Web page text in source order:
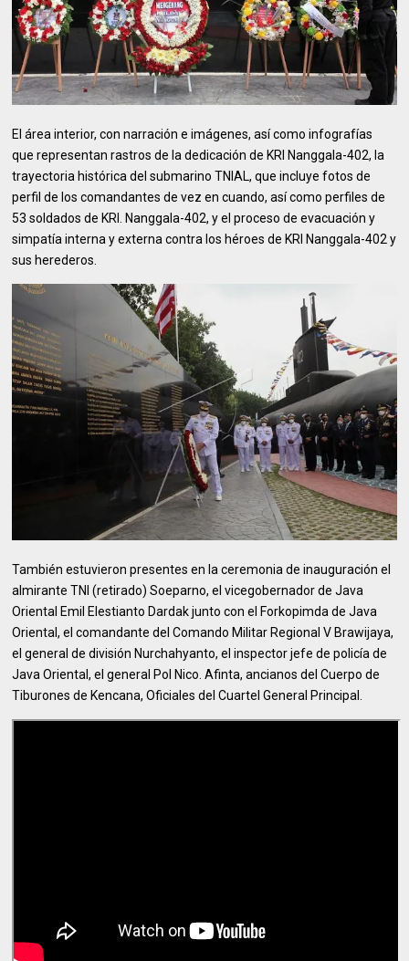
El área interior, con narración e imágenes, así como infografías
que representan rastros de la dedicación de KRI Nanggala-402, la
trayectoria histórica del submarino TNIAL, que incluye fotos de
perfil de los comandantes de vez en cuando, así como perfiles de
53 soldados de KRI. Nanggala-402, y el proceso de evacuación y
simpatía interna y externa contra los héroes de KRI Nanggala-402 y
sus herederos.
También estuvieron presentes en la ceremonia de inauguración el
almirante TNI (retirado) Soeparno, el vicegobernador de Java
Oriental Emil Elestianto Dardak junto con el Forkopimda de Java
Oriental, el comandante del Comando Militar Regional V Brawijaya,
el general de división Nurchahyanto, el inspector jefe de policía de
Java Oriental, el general Pol Nico. Afinta, ancianos del Cuerpo de
Tiburones de Kencana, Oficiales del Cuartel General Principal.